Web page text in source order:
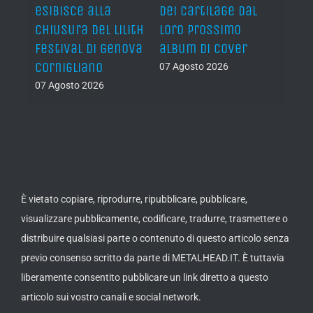
dei Cartilage dal
loro prossimo
album di cover
07 Agosto 2026
“The Devil’s Got My
Back” il nuovo
singolo!
07 Agosto 2026